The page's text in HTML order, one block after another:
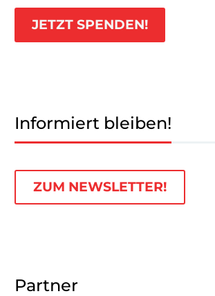
JETZT SPENDEN!
Informiert bleiben!
ZUM NEWSLETTER!
Partner